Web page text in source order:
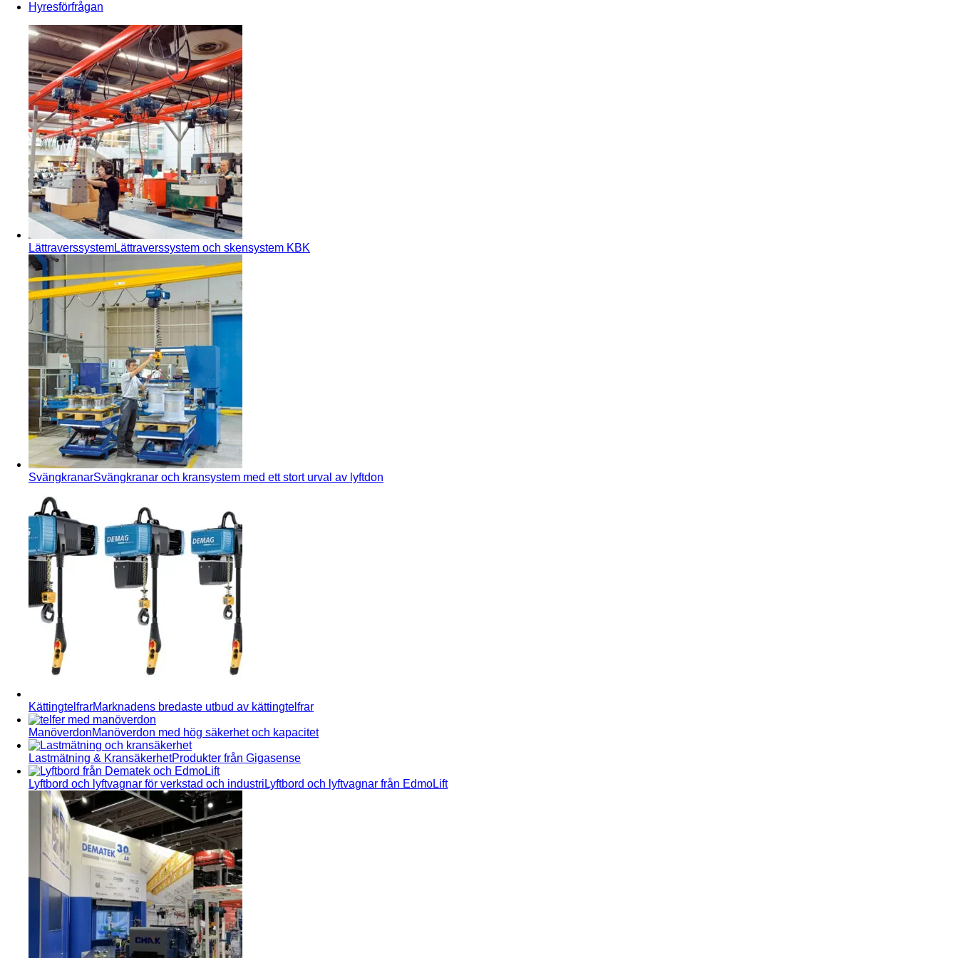
Hyresförfrågan
LättraverssystemLättraverssystem och skensystem KBK
SvängkranarSvängkranar och kransystem med ett stort urval av lyftdon
KättingtelfrarMarknadens bredaste utbud av kättingtelfrar
ManöverdonManöverdon med hög säkerhet och kapacitet
Lastmätning & KransäkerhetProdukter från Gigasense
Lyftbord och lyftvagnar för verkstad och industri Lyftbord och lyftvagnar från EdmoLift